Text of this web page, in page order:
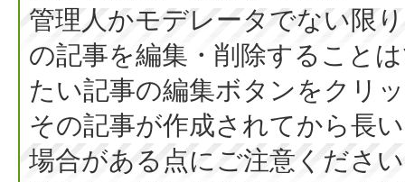
管理人かモデレータでない限
の記事を編集・削除すること
たい記事の編集ボタンをクリ
その記事が作成されてから長
場合がある点にご注意くださ